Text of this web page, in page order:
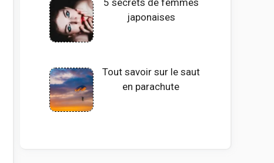
japonaises
Tout savoir sur le saut
en parachute